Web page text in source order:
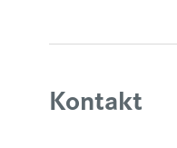
Kontakt